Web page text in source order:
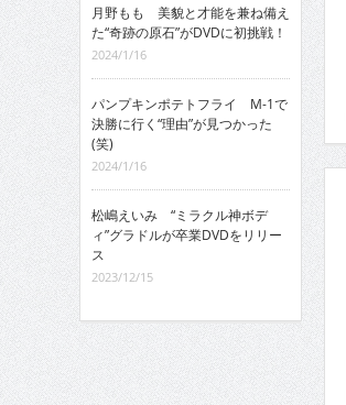
月野もも 美貌と才能を兼ね備え
た“奇跡の原石”がDVDに初挑戦！
2024/1/16
パンプキンポテトフライ M-1で
決勝に行く“理由”が見つかった
(笑)
2024/1/16
松嶋えいみ “ミラクル神ボデ
ィ”グラドルが卒業DVDをリリー
ス
2023/12/15